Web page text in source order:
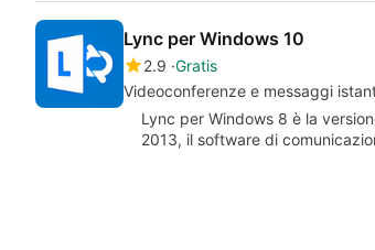
Lync per Windows 10
2.9 Gratis
Videoconferenze e messaggi
Lync per Windows 8 è la
2013, il software di